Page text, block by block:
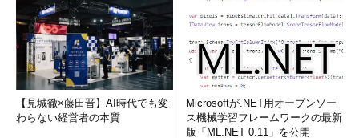
【見城徹×藤田晋】AI時代でも変
わらない経営者の本質
Microsoftが.NET用オープンソー
ス機械学習フレームワークの最新
版「ML.NET 0.11」を公開